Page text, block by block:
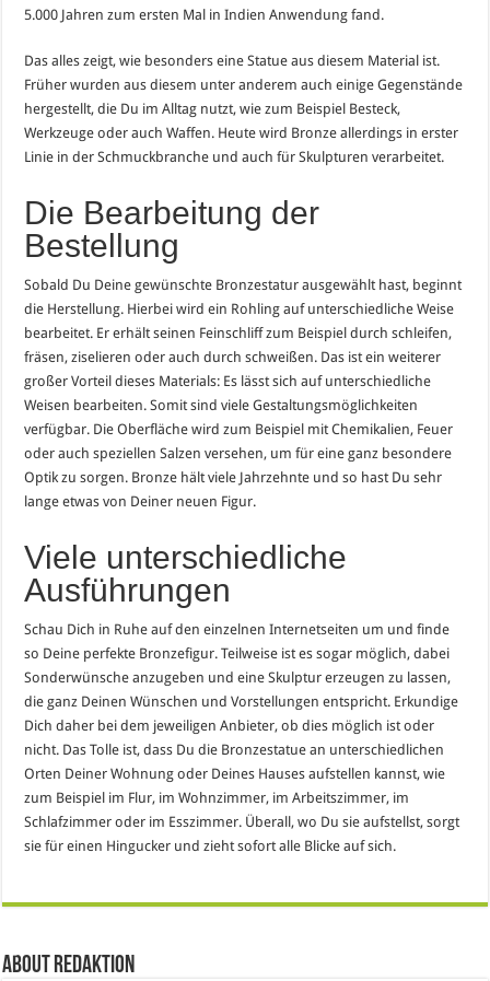
5.000 Jahren zum ersten Mal in Indien Anwendung fand.
Das alles zeigt, wie besonders eine Statue aus diesem Material ist.
Früher wurden aus diesem unter anderem auch einige Gegenstände
hergestellt, die Du im Alltag nutzt, wie zum Beispiel Besteck,
Werkzeuge oder auch Waffen. Heute wird Bronze allerdings in erster
Linie in der Schmuckbranche und auch für Skulpturen verarbeitet.
Die Bearbeitung der
Bestellung
Sobald Du Deine gewünschte Bronzestatur ausgewählt hast, beginnt
die Herstellung. Hierbei wird ein Rohling auf unterschiedliche Weise
bearbeitet. Er erhält seinen Feinschliff zum Beispiel durch schleifen,
fräsen, ziselieren oder auch durch schweißen. Das ist ein weiterer
großer Vorteil dieses Materials: Es lässt sich auf unterschiedliche
Weisen bearbeiten. Somit sind viele Gestaltungsmöglichkeiten
verfügbar. Die Oberfläche wird zum Beispiel mit Chemikalien, Feuer
oder auch speziellen Salzen versehen, um für eine ganz besondere
Optik zu sorgen. Bronze hält viele Jahrzehnte und so hast Du sehr
lange etwas von Deiner neuen Figur.
Viele unterschiedliche
Ausführungen
Schau Dich in Ruhe auf den einzelnen Internetseiten um und finde
so Deine perfekte Bronzefigur. Teilweise ist es sogar möglich, dabei
Sonderwünsche anzugeben und eine Skulptur erzeugen zu lassen,
die ganz Deinen Wünschen und Vorstellungen entspricht. Erkundige
Dich daher bei dem jeweiligen Anbieter, ob dies möglich ist oder
nicht. Das Tolle ist, dass Du die Bronzestatue an unterschiedlichen
Orten Deiner Wohnung oder Deines Hauses aufstellen kannst, wie
zum Beispiel im Flur, im Wohnzimmer, im Arbeitszimmer, im
Schlafzimmer oder im Esszimmer. Überall, wo Du sie aufstellst, sorgt
sie für einen Hingucker und zieht sofort alle Blicke auf sich.
About Redaktion